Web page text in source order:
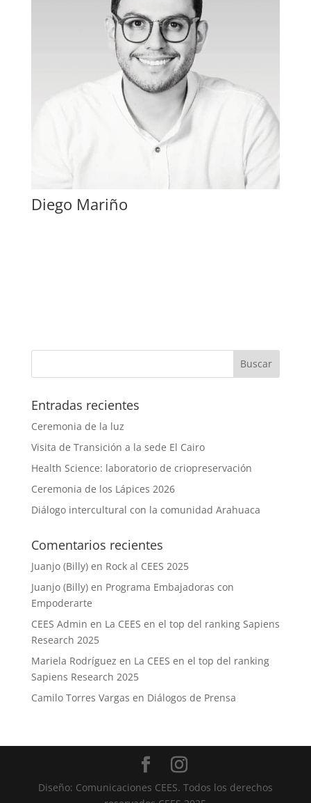
Diego Mariño
Entradas recientes
Ceremonia de la luz
Visita de Transición a la sede El Cairo
Health Science: laboratorio de criopreservación
Ceremonia de los Lápices 2026
Diálogo intercultural con la comunidad Arahuaca
Comentarios recientes
Juanjo (Billy)en Rock al CEES 2025
Juanjo (Billy)en Programa Embajadoras con
Empoderarte
CEES Admin en La CEES en el top del ranking Sapiens
Research 2025
Mariela Rodríguez en La CEES en el top del ranking
Sapiens Research 2025
Camilo Torres Vargas en Diálogos de Prensa
Diseño: Comunicaciones CEES. Todos los derechos